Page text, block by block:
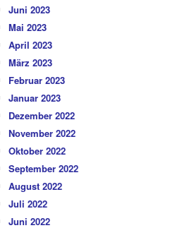
Juni 2023
Mai 2023
April 2023
März 2023
Februar 2023
Januar 2023
Dezember 2022
November 2022
Oktober 2022
September 2022
August 2022
Juli 2022
Juni 2022